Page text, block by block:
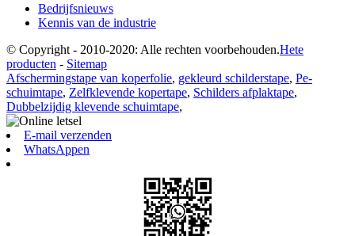
Bedrijfsnieuws
Kennis van de industrie
© Copyright - 2010-2020: Alle rechten voorbehouden.Hete
producten - Sitemap
Afschermingstape van koperfolie, gekleurd schilderstape, Pe-
schuimtape, Zelfklevende kopertape, Schilders afplaktape,
Dubbelzijdig klevende schuimtape,
E-mail verzenden
WhatsAppen